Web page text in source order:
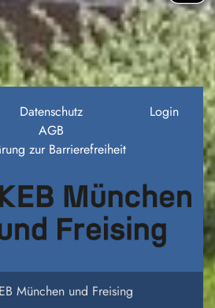
Datenschutz
AGB
zur Barrierefreiheit
Login
München und Freising